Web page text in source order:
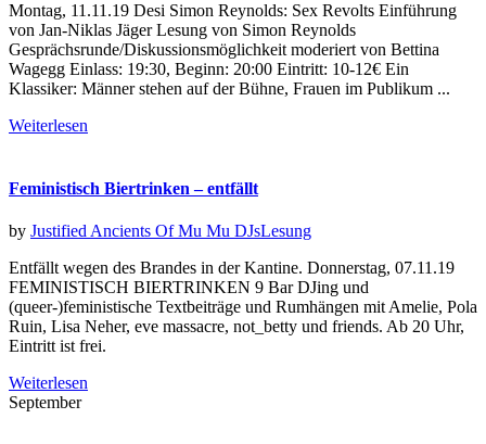
Montag, 11.11.19 Desi Simon Reynolds: Sex Revolts Einführung
von Jan-Niklas Jäger Lesung von Simon Reynolds
Gesprächsrunde/Diskussionsmöglichkeit moderiert von Bettina
Wagegg Einlass: 19:30, Beginn: 20:00 Eintritt: 10-12€ Ein
Klassiker: Männer stehen auf der Bühne, Frauen im Publikum ...
Weiterlesen
Feministisch Biertrinken – entfällt
by Justified Ancients Of Mu Mu DJsLesung
Entfällt wegen des Brandes in der Kantine. Donnerstag, 07.11.19
FEMINISTISCH BIERTRINKEN 9 Bar DJing und
(queer-)feministische Textbeiträge und Rumhängen mit Amelie, Pola
Ruin, Lisa Neher, eve massacre, not_betty und friends. Ab 20 Uhr,
Eintritt ist frei.
Weiterlesen
September